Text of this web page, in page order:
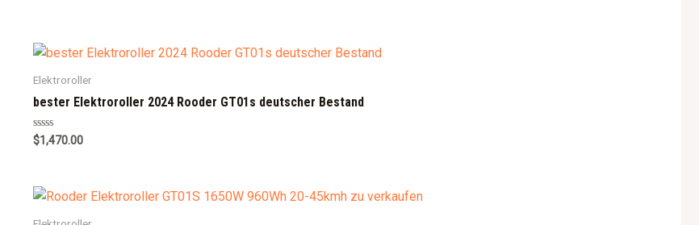
Elektroroller
bester Elektroroller 2024 Rooder GT01s deutscher Bestand
Rated
0
$1,470.00